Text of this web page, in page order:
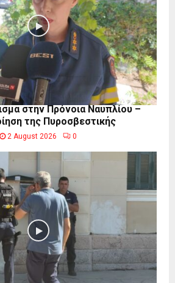
στην Πρόνοια Ναυπλίου –
της Πυροσβεστικής
2 August 2026 0